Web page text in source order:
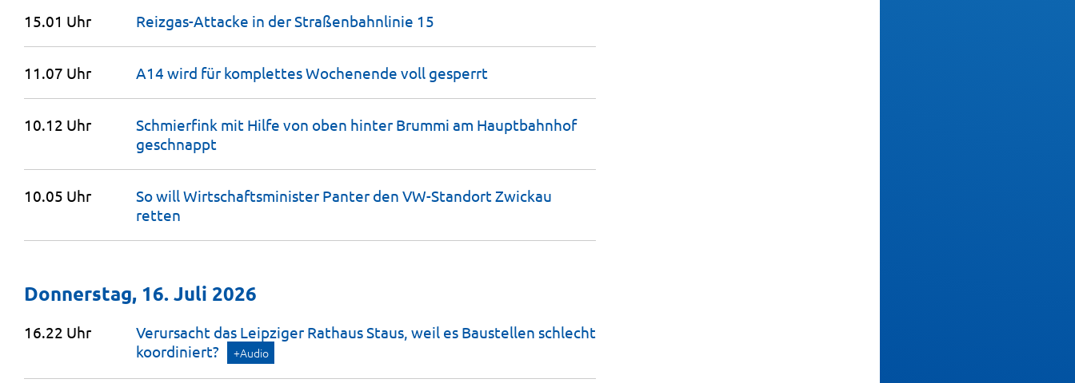
15.01 Uhr Reizgas-Attacke in der Straßenbahnlinie 15
11.07 Uhr A14 wird für komplettes Wochenende voll gesperrt
10.12 Uhr
Schmierfink mit Hilfe von oben hinter Brummi am Hauptbahnhof
geschnappt
10.05 Uhr
So will Wirtschaftsminister Panter den VW-Standort Zwickau
retten
Donnerstag, 16. Juli 2026
16.22 Uhr
Verursacht das Leipziger Rathaus Staus, weil es Baustellen schlecht
koordiniert?
+Audio